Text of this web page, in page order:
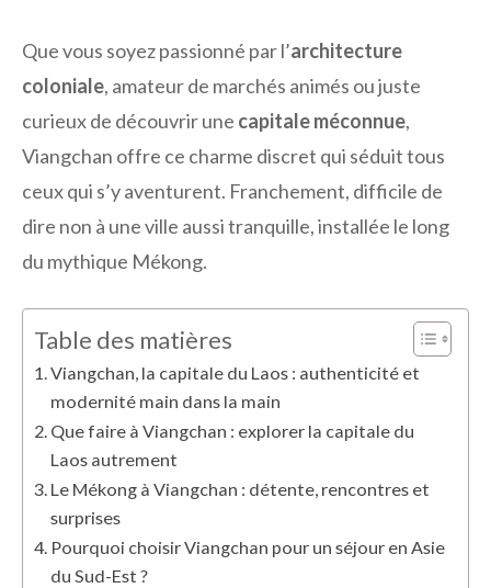
Que vous soyez passionné par l’architecture
coloniale, amateur de marchés animés ou juste
curieux de découvrir une capitale méconnue,
Viangchan offre ce charme discret qui séduit tous
ceux qui s’y aventurent. Franchement, difficile de
dire non à une ville aussi tranquille, installée le long
du mythique Mékong.
Table des matières
Viangchan, la capitale du Laos : authenticité et
modernité main dans la main
Que faire à Viangchan : explorer la capitale du
Laos autrement
Le Mékong à Viangchan : détente, rencontres et
surprises
Pourquoi choisir Viangchan pour un séjour en Asie
du Sud-Est ?